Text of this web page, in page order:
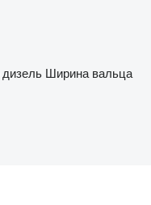
дизель Ширина вальца